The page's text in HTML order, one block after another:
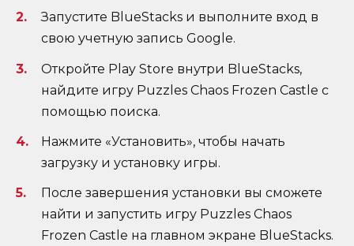
Запустите BlueStacks и выполните вход в
свою учетную запись Google.
Откройте Play Store внутри BlueStacks,
найдите игру Puzzles Chaos Frozen Castle с
помощью поиска.
Нажмите «Установить», чтобы начать
загрузку и установку игры.
После завершения установки вы сможете
найти и запустить игру Puzzles Chaos
Frozen Castle на главном экране BlueStacks.